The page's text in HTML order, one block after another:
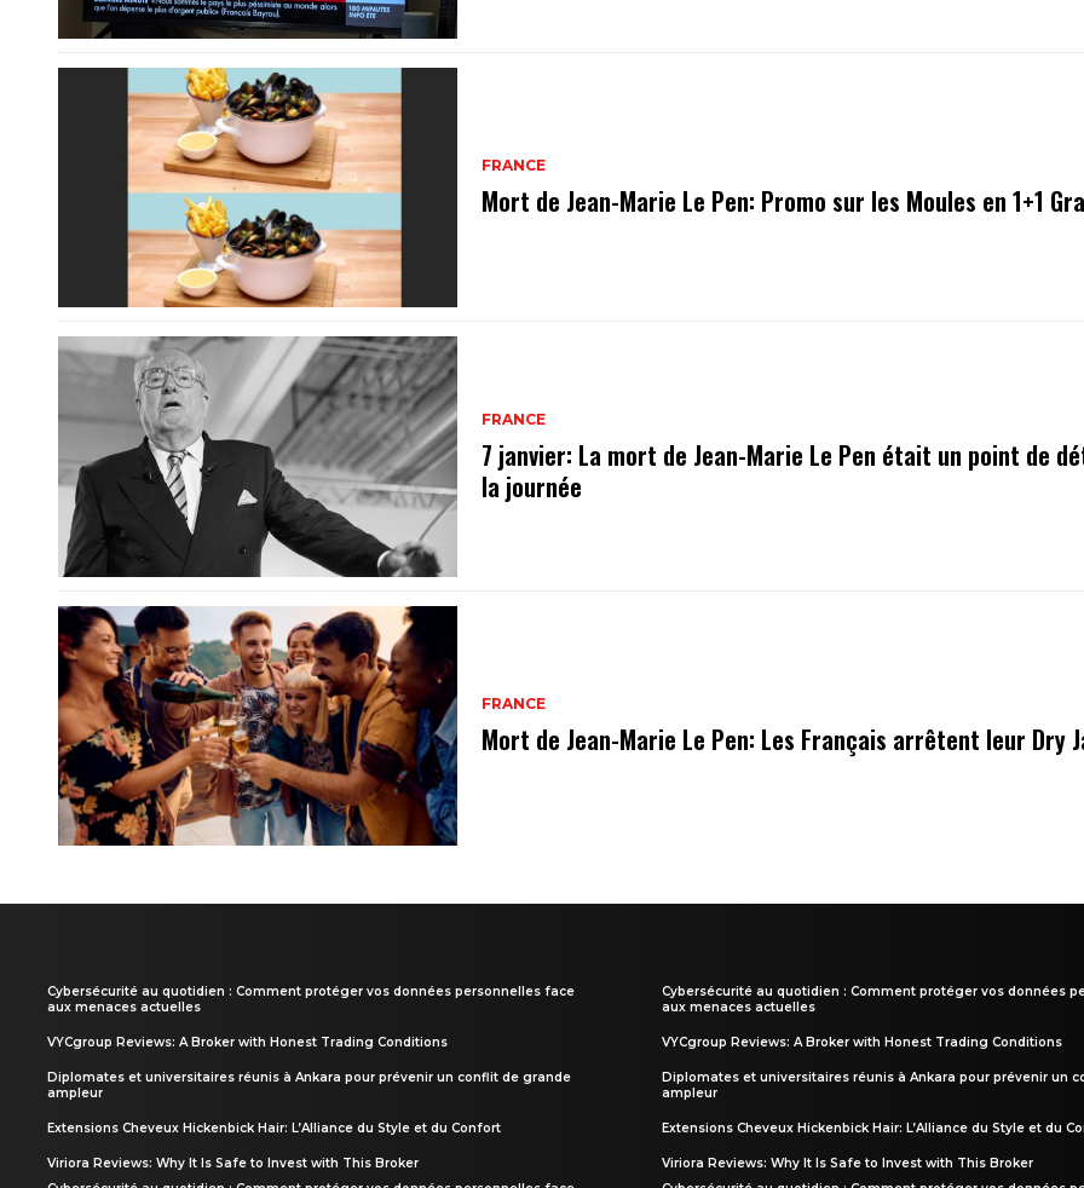
FRANCE
Mort de Jean-Marie Le Pen: Promo sur les Moules en 1+1
FRANCE
7 janvier: La mort de Jean-Marie Le Pen était un point de
la journée
FRANCE
Mort de Jean-Marie Le Pen: Les Français arrêtent leur Dry
Cybersécurité au quotidien : Comment protéger vos données personnelles face
aux menaces actuelles
VYCgroup Reviews: A Broker with Honest Trading Conditions
Diplomates et universitaires réunis à Ankara pour prévenir un conflit de grande
ampleur
Extensions Cheveux Hickenbick Hair: L’Alliance du Style et du Confort
Viriora Reviews: Why It Is Safe to Invest with This Broker
Cybersécurité au quotidien : Comment protéger vos données
aux menaces actuelles
VYCgroup Reviews: A Broker with Honest Trading Conditions
Diplomates et universitaires réunis à Ankara pour prévenir un
ampleur
Extensions Cheveux Hickenbick Hair: L’Alliance du Style et du
Viriora Reviews: Why It Is Safe to Invest with This Broker